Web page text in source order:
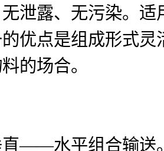
泄露、无污染。
优点是组成形式
的场合。
——水平组合输送